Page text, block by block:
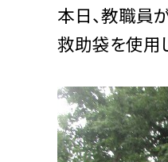
本日、教職員
救助袋を使用